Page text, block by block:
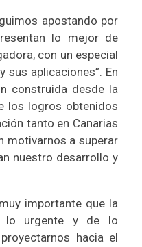
apostando por
lo mejor de
con un especial
sus aplicaciones”. En
construida desde la
los logros obtenidos
tanto en Canarias
motivarnos a superar
nuestro desarrollo y
importante que la
lo urgente y de lo
hacia el